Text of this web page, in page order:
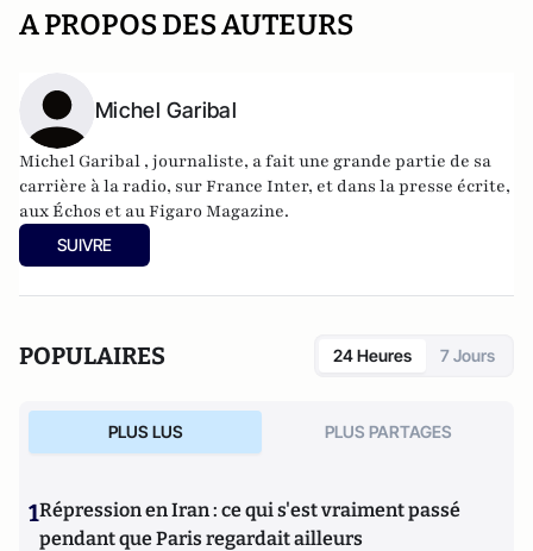
A PROPOS DES AUTEURS
Michel Garibal
Michel Garibal , journaliste, a fait une grande partie de sa
carrière à la radio, sur France Inter, et dans la presse écrite,
aux Échos et au Figaro Magazine.
SUIVRE
POPULAIRES 24 Heures 7 Jours
PLUS LUS PLUS PARTAGES
1Répression en Iran : ce qui s'est vraiment passé
pendant que Paris regardait ailleurs